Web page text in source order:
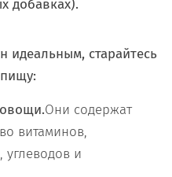
добавках).
идеальным, старайтесь
Они содержат
витаминов,
углеводов и